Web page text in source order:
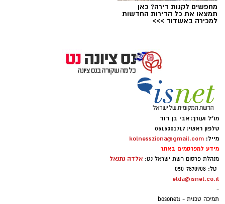
מכל רחבי העיר. במהלך הערב תיארזנה החבילות
שיצאו לחלוקה מסודרת למשפחות, וכן יתקיים טקס
https://www.peach-in.com/cmp/1I0ci8asc?
ref=4vBs2che&lang=he
⇐וואטסאפ נס ציונה נט - קליק אחד ואתם
מעודכנים תמיד!
איפה יש בנס ציונה מצלמות חניה
הכסף שנעלם בשקט: כך דמי הניהול שוחקים
לפנסיונרים אלפי שקלים
הרב דוד טימסית צילום באדיבות המצולם
"לקראת שבת לכו ונלכה" השבוע
בפרשתנו "פרשת ראה" עם הרב דוד טימסית נס
כאשר אנו מדברים על מונחים כמו 'צדקה', 'עשיית
חסד עם הזולת', 'תמיכה בנזקק', הדימוי הראשון
שעולה לנו בראש זה אדם חסר אמצעים, נדכה
ושפל רוח, או ילדים לבושים בגדים ישנים עם עיניים
כבויות תאבים למשהו חדש ומרענן.
אבל מה שלא עולה לנו בראש זה שהאדם ה'עני'
וה'נזקק' לנו ביותר ושהוא הכי קרוב אלינו ותלוי רק
מחפשים לקנות דירה? כאן
תמצאו את כל הדירות החדשות
למכירה באשדוד >>>
מו"ל ועורך: אבי בן דוד
טלפון ראשי: 0515301717
מייל: kolnessziona@gmail.com
מידע למפרסמים באתר
מנהלת פרסום רשת ישראל נט: אלדה נתנאל
טל: 050-7870908
elda@isnet.co.il
-
תמיכה טכנית - bosonet1